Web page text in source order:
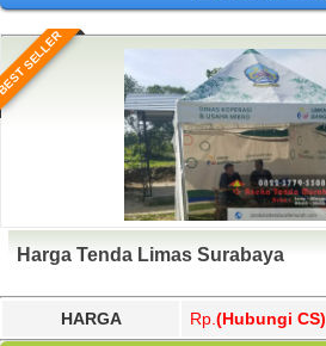
SELLER
Harga Tenda Limas Surabaya
HARGA Rp. (Hubungi CS)